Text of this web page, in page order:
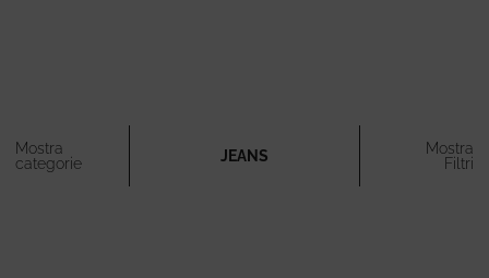
Mostra
categorie
JEANS
Mostra
Filtri